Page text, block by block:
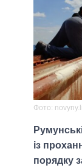
Фото:
із
порядку